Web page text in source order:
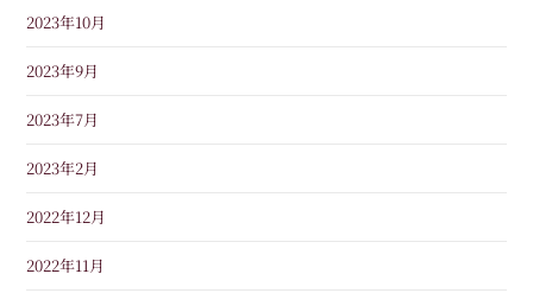
2023年10月
2023年9月
2023年7月
2023年2月
2022年12月
2022年11月